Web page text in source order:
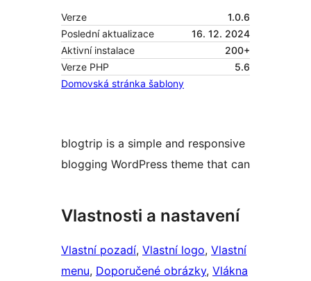
Verze
1.0.6
Poslední aktualizace
16. 12. 2024
Aktivní instalace
200+
Verze PHP
5.6
Domovská stránka šablony
blogtrip is a simple and responsive
blogging WordPress theme that can
Vlastnosti a nastavení
Vlastní pozadí, Vlastní logo, Vlastní
menu, Doporučené obrázky, Vlákna